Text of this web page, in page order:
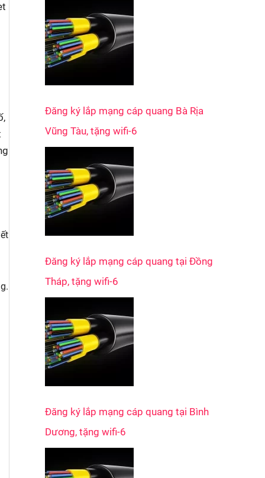
r
:
Đăng ký lắp mạng cáp quang Bà Rịa
Vũng Tàu, tặng wifi-6
Đăng ký lắp mạng cáp quang tại Đồng
Tháp, tặng wifi-6
Đăng ký lắp mạng cáp quang tại Bình
Dương, tặng wifi-6